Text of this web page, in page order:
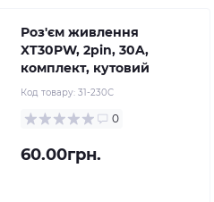
Роз'єм живлення
XT30PW, 2pin, 30A,
комплект, кутовий
Код товару: 31-230C
0
60.00грн.